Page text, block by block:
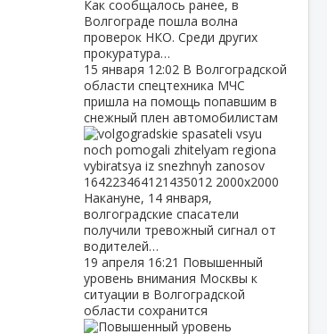
Как сообщалось ранее, в
Волгограде пошла волна
проверок НКО. Среди других
прокуратура…
15 января 12:02 В Волгоградской
области спецтехника МЧС
пришла на помощь попавшим в
снежный плен автомобилистам
Накануне, 14 января,
волгоградские спасатели
получили тревожный сигнал от
водителей…
19 апреля 16:21 Повышенный
уровень внимания Москвы к
ситуации в Волгоградской
области сохранится